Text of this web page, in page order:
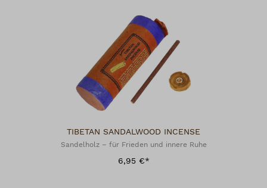
TIBETAN SANDALWOOD INCENSE
Sandelholz – für Frieden und innere Ruhe
6,95 €*